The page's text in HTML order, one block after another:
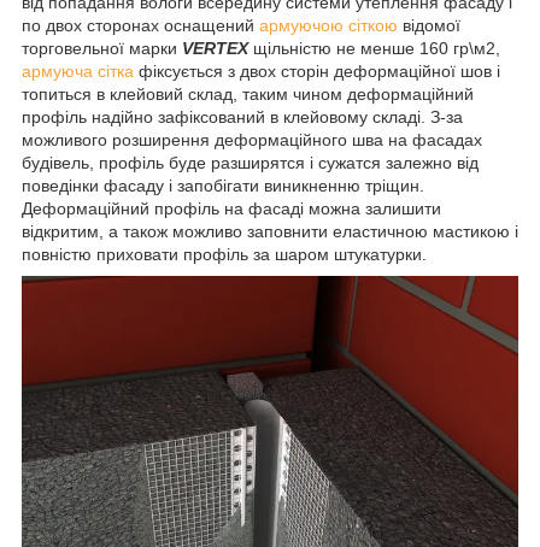
по двох сторонах оснащений армуючою сіткою відомої
торговельної марки VERTEXщільністю не менше 160 гр\м2,
армуюча сітка фіксується з двох сторін деформаційної шов і
топиться в клейовий склад, таким чином деформаційний
профіль надійно зафіксований в клейовому складі. З-за
можливого розширення деформаційного шва на фасадах
будівель, профіль буде разширятся і сужатся залежно від
поведінки фасаду і запобігати виникненню тріщин.
Деформаційний профіль на фасаді можна залишити
відкритим, а також можливо заповнити еластичною мастикою і
повністю приховати профіль за шаром штукатурки.